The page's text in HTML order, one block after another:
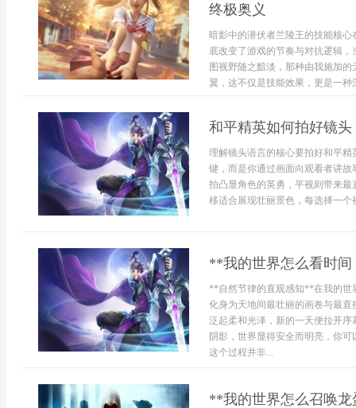
终极奥义
暗影中的潜伏者兰陵王的技能核
底改变了游戏的节奏与对抗逻辑
图视野随之黯淡，那种由我施加
翼，这不仅是技能效果，更是一种
和平精英如何拍好镜
理解镜头语言的核心要拍好和平
键，而是你通过画面向观看者讲
拍凸显角色的英勇，平视则带来
移适合展现壮丽景色，每选择一个
**我的世界怎么看时
**自然节律的直观感知**在我的世
化身为天地间最壮丽的画卷与最
泛起柔和光泽，新的一天便拉开
阴影，世界显得安全而明亮，你
这个过程并非...
**我的世界怎么召唤